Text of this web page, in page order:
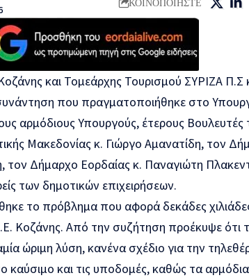
ΚΟΙΝΟΠΟΙΗΣΤΕ
και Τομεάρχης Τουρισμού ΣΥΡΙΖΑ Π.Σ
που πραγματοποιήθηκε στο
αρμόδιους Υπουργούς, έτερους
Μακεδονίας κ. Γιώργο Αμανατίδη, τον
τον Δήμαρχο Εορδαίας κ. Παναγιώτη
των δημοτικών επιχειρήσεων.
το πρόβλημα που αφορά δεκάδες
Κοζάνης. Από την συζήτηση προέκυψε ότι
ώριμη λύση, κανένα σχέδιο για την
καύσιμο και τις υποδομές, καθώς τα